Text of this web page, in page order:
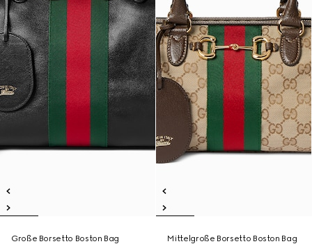
Große Borsetto Boston Bag
Mittelgroße Borsetto Boston Bag